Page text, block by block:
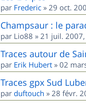
par Frederic » 29 oct.
Champsaur : le
par Lio88 » 21 juil.
Traces autour de
par Erik Hubert » 02
Traces gpx Sud
par duftouch » 28 févr.